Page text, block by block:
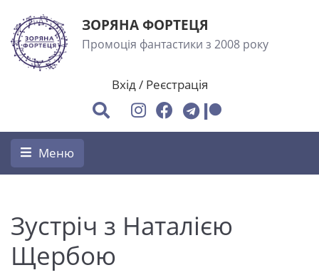
ЗОРЯНА ФОРТЕЦЯ
Промоція фантастики з 2008 року
Вхід/ Реєстрація
Меню
Зустріч з Наталією
Щербою